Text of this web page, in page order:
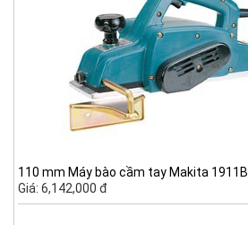
110 mm Máy bào cầm tay Makita 1911B
Giá: 6,142,000 đ